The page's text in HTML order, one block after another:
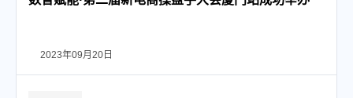
2023年09月20日